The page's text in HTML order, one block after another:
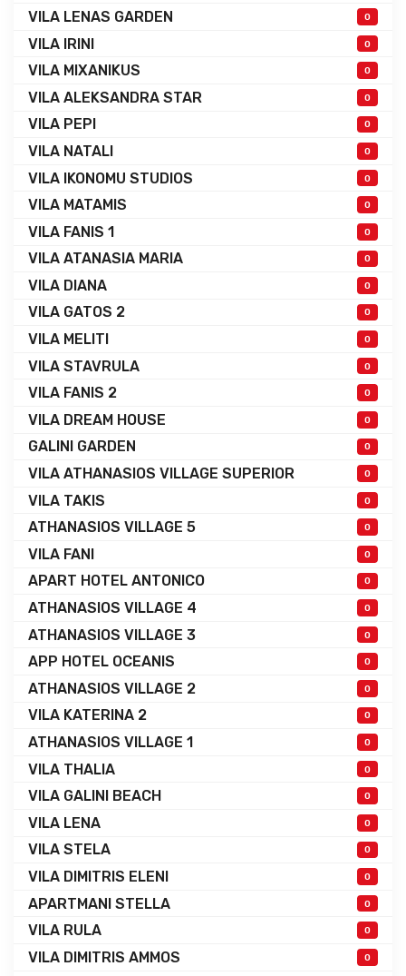
VILA LENAS GARDEN 0
VILA IRINI 0
VILA MIXANIKUS 0
VILA ALEKSANDRA STAR 0
VILA PEPI 0
VILA NATALI 0
VILA IKONOMU STUDIOS 0
VILA MATAMIS 0
VILA FANIS 1 0
VILA ATANASIA MARIA 0
VILA DIANA 0
VILA GATOS 2 0
VILA MELITI 0
VILA STAVRULA 0
VILA FANIS 2 0
VILA DREAM HOUSE 0
GALINI GARDEN 0
VILA ATHANASIOS VILLAGE SUPERIOR 0
VILA TAKIS 0
ATHANASIOS VILLAGE 5 0
VILA FANI 0
APART HOTEL ANTONICO 0
ATHANASIOS VILLAGE 4 0
ATHANASIOS VILLAGE 3 0
APP HOTEL OCEANIS 0
ATHANASIOS VILLAGE 2 0
VILA KATERINA 2 0
ATHANASIOS VILLAGE 1 0
VILA THALIA 0
VILA GALINI BEACH 0
VILA LENA 0
VILA STELA 0
VILA DIMITRIS ELENI 0
APARTMANI STELLA 0
VILA RULA 0
VILA DIMITRIS AMMOS 0